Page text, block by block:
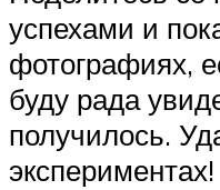
успехами и
фотографиях,
буду рада
получилось.
экспериментах!